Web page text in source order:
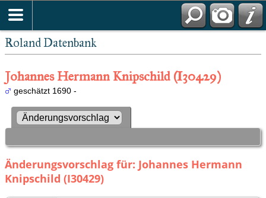
Roland Datenbank
Johannes Hermann Knipschild (I30429)
geschätzt 1690 -
Änderungsvorschlag für: Johannes Hermann
Knipschild (I30429)